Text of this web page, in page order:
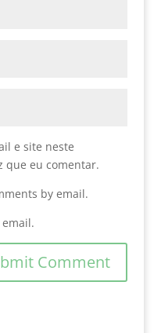
e site neste
que eu comentar.
by email.